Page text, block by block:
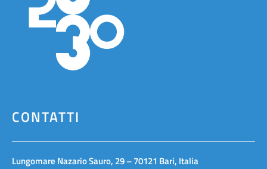
CONTATTI
Lungomare Nazario Sauro, 29 – 70121 Bari, Italia